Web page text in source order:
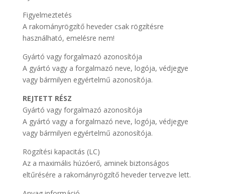
Figyelmeztetés
A rakományrögzítő heveder csak rögzítésre
használható, emelésre nem!
Gyártó vagy forgalmazó azonosítója
A gyártó vagy a forgalmazó neve, logója, védjegye
vagy bármilyen egyértelmű azonosítója.
REJTETT RÉSZ
Gyártó vagy forgalmazó azonosítója
A gyártó vagy a forgalmazó neve, logója, védjegye
vagy bármilyen egyértelmű azonosítója.
Rögzítési kapacitás (LC)
Az a maximális húzóerő, aminek biztonságos
eltűrésére a rakományrögzítő heveder tervezve lett.